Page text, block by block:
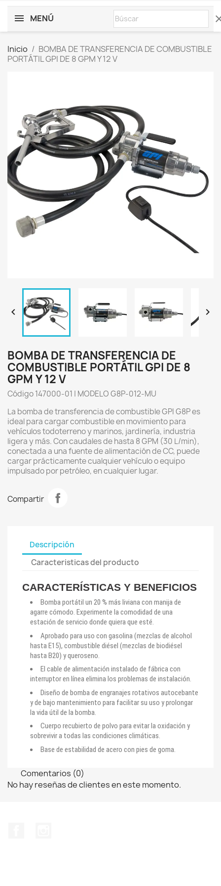
MENÚ
Inicio
BOMBA DE TRANSFERENCIA DE COMBUSTIBLE
PORTÁTIL GPI DE 8 GPM Y 12 V
 
BOMBA DE TRANSFERENCIA DE
COMBUSTIBLE PORTÁTIL GPI DE 8
GPM Y 12 V
Código 147000-01 | MODELO G8P-012-MU
La bomba de transferencia de combustible GPI G8P es
ideal para cargar combustible en movimiento para
vehículos todoterreno y marinos, jardinería, industria
ligera y más. Con caudales de hasta 8 GPM (30 L/min),
conectada a una fuente de alimentación de CC, puede
cargar prácticamente cualquier vehículo o equipo
impulsado por petróleo, en cualquier lugar.
Compartir
Descripción
Caracteristicas del producto
CARACTERÍSTICAS Y BENEFICIOS
Bomba portátil un 20 % más liviana con manija de
agarre cómodo. Experimente la comodidad de una
estación de servicio donde quiera que esté.
Aprobado para uso con gasolina (mezclas de alcohol
hasta E15), combustible diésel (mezclas de biodiésel
hasta B20) y queroseno.
El cable de alimentación instalado de fábrica con
interruptor en línea elimina los problemas de instalación.
Diseño de bomba de engranajes rotativos autocebante
y de bajo mantenimiento para facilitar su uso y prolongar
la vida útil de la bomba.
Cuerpo recubierto de polvo para evitar la oxidación y
sobrevivir a todas las condiciones climáticas.
Base de estabilidad de acero con pies de goma.
Comentarios (0)
No hay reseñas de clientes en este momento.